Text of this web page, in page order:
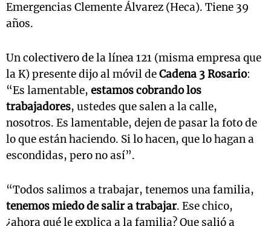
Emergencias Clemente Álvarez (Heca). Tiene 39
años.
Un colectivero de la línea 121 (misma empresa que
la K) presente dijo al móvil deCadena 3 Rosario:
“Es lamentable, estamos cobrando los
trabajadores, ustedes que salen a la calle,
nosotros. Es lamentable, dejen de pasar la foto de
lo que están haciendo. Si lo hacen, que lo hagan a
escondidas, pero no así”.
“Todos salimos a trabajar, tenemos una familia,
tenemos miedo de salir a trabajar. Ese chico,
¿ahora qué le explica a la familia? Que salió a